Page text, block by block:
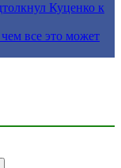
Куценко к
все это может